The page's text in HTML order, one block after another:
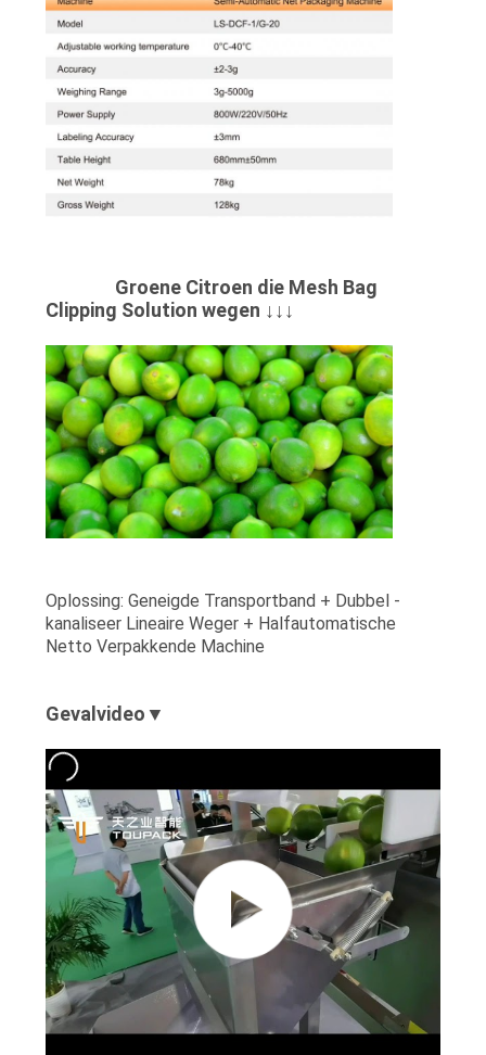
Groene Citroen die Mesh Bag
Clipping Solution wegen ↓↓↓
Oplossing: Geneigde Transportband + Dubbel -
kanaliseer Lineaire Weger + Halfautomatische
Netto Verpakkende Machine
Gevalvideo▼